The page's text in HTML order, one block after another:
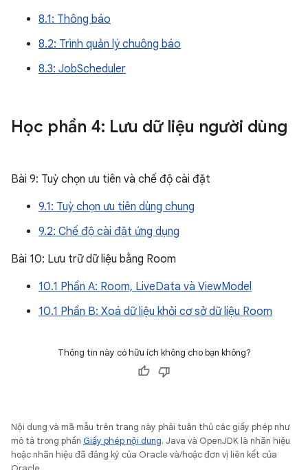
8.1: Thông báo
8.2: Trình quản lý chuông báo
8.3: JobScheduler
Học phần 4: Lưu dữ liệu người dùng
Bài 9: Tuỳ chọn ưu tiên và chế độ cài đặt
9.1: Tuỳ chọn ưu tiên dùng chung
9.2: Chế độ cài đặt ứng dụng
Bài 10: Lưu trữ dữ liệu bằng Room
10.1 Phần A: Room, LiveData và ViewModel
10.1 Phần B: Xoá dữ liệu khỏi cơ sở dữ liệu Room
Thông tin này có hữu ích không cho bạn không?
Nội dung và mã mẫu trên trang này phải tuân thủ các giấy phép như
mô tả trong phần Giấy phép nội dung. Java và OpenJDK là nhãn hiệu
hoặc nhãn hiệu đã đăng ký của Oracle và/hoặc đơn vị liên kết của